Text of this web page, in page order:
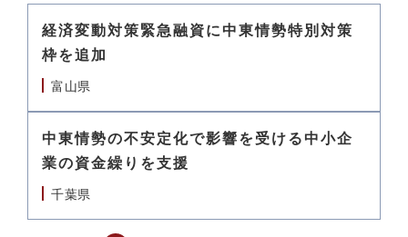
経済変動対策緊急融資に中東情勢特別対策
枠を追加
富山県
中東情勢の不安定化で影響を受ける中小企
業の資金繰りを支援
千葉県